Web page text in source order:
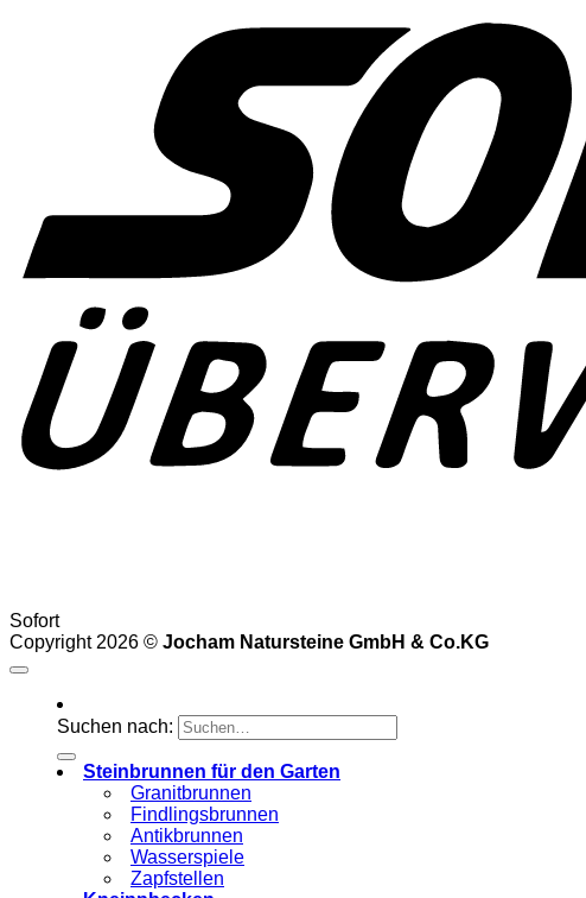
Sofort
Copyright 2026 © Jocham Natursteine GmbH & Co.KG
Suchen nach:
Steinbrunnen für den Garten
Granitbrunnen
Findlingsbrunnen
Antikbrunnen
Wasserspiele
Zapfstellen